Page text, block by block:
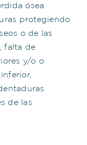
ósea
protegiendo
o de las
falta de
y/o o
de las